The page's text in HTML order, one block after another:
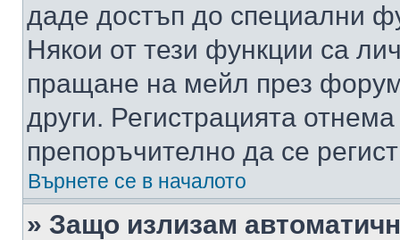
даде достъп до специални
Някои от тези функции са
пращане на мейл през
други. Регистрацията
препоръчително да се
Върнете се в началото
» Защо излизам